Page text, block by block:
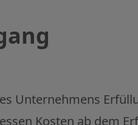
Unternehmens
Kosten ab dem